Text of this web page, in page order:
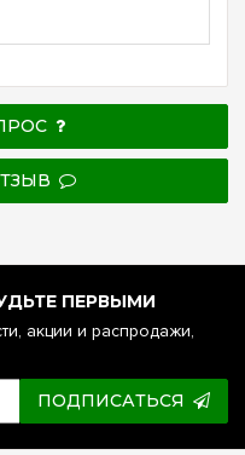
ПЕРВЫМИ
акции и распродажи,
ПОДПИСАТЬСЯ